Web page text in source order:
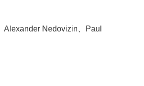
Alexander Nedovizin、Paul